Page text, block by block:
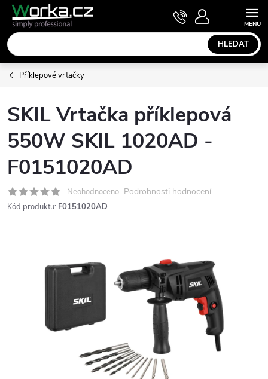
Přejít
obsah
HLEDAT
NÁKUPNÍ
KOŠÍK
Příklepové vrtačky
SKIL Vrtačka příklepová
550W SKIL 1020AD -
F0151020AD
Neohodnoceno Podrobnosti hodnocení
Kód produktu: F0151020AD